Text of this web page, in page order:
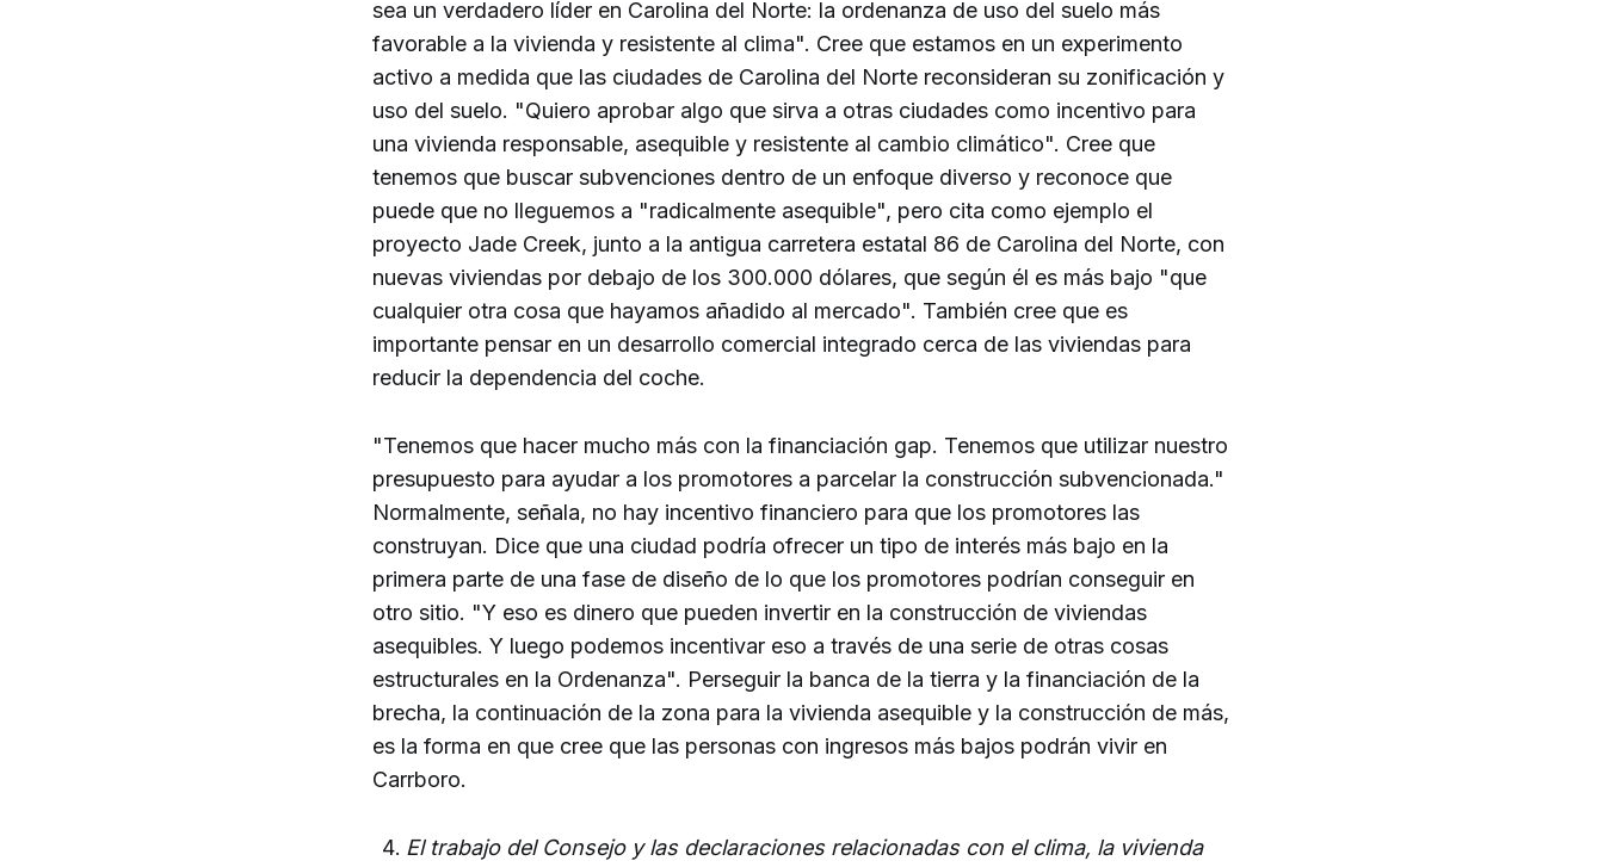
sea un verdadero líder en Carolina del Norte: la ordenanza de uso del suelo más
favorable a la vivienda y resistente al clima". Cree que estamos en un experimento
activo a medida que las ciudades de Carolina del Norte reconsideran su zonificación y
uso del suelo. "Quiero aprobar algo que sirva a otras ciudades como incentivo para
una vivienda responsable, asequible y resistente al cambio climático". Cree que
tenemos que buscar subvenciones dentro de un enfoque diverso y reconoce que
puede que no lleguemos a "radicalmente asequible", pero cita como ejemplo el
proyecto Jade Creek, junto a la antigua carretera estatal 86 de Carolina del Norte, con
nuevas viviendas por debajo de los 300.000 dólares, que según él es más bajo "que
cualquier otra cosa que hayamos añadido al mercado". También cree que es
importante pensar en un desarrollo comercial integrado cerca de las viviendas para
reducir la dependencia del coche.
"Tenemos que hacer mucho más con la financiación gap. Tenemos que utilizar nuestro
presupuesto para ayudar a los promotores a parcelar la construcción subvencionada."
Normalmente, señala, no hay incentivo financiero para que los promotores las
construyan. Dice que una ciudad podría ofrecer un tipo de interés más bajo en la
primera parte de una fase de diseño de lo que los promotores podrían conseguir en
otro sitio. "Y eso es dinero que pueden invertir en la construcción de viviendas
asequibles. Y luego podemos incentivar eso a través de una serie de otras cosas
estructurales en la Ordenanza". Perseguir la banca de la tierra y la financiación de la
brecha, la continuación de la zona para la vivienda asequible y la construcción de más,
es la forma en que cree que las personas con ingresos más bajos podrán vivir en
Carrboro.
El trabajo del Consejo y las declaraciones relacionadas con el clima, la vivienda